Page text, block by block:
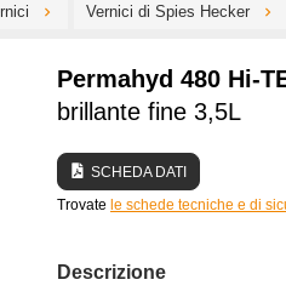
Vernici di Spies Hecker
Permahyd 480 Hi-
brillante fine 3,5L
SCHEDA DATI
Trovate le schede tecniche e di
Descrizione